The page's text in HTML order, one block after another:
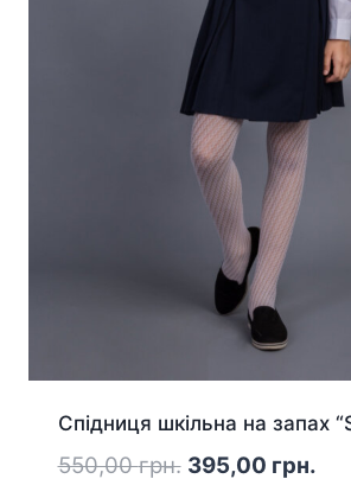
Спідниця шкільна на запах
550,00грн. Оригінальна
395,00 грн.